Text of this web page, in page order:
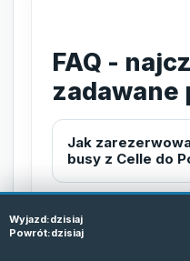
FAQ -
zadawane
Jak
busy z Celle do
Czy Tomiline
door-to-door na
Wyjazd:dzisiaj
Powrót:dzisiaj